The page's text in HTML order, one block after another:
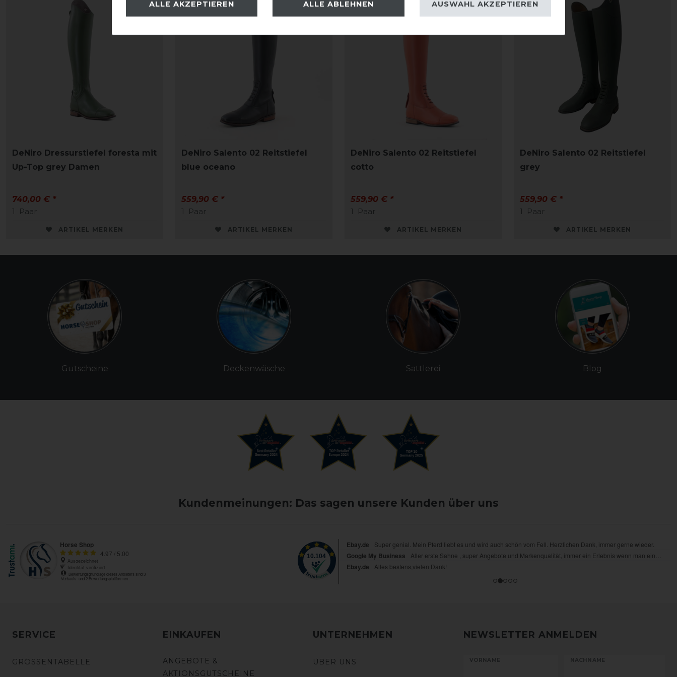
DeNiro Dressurstiefel foresta mit
Up-Top grey Damen
740,00 € *
1
Paar
ARTIKEL MERKEN
DeNiro Salento 02 Reitstiefel
blue oceano
559,90 € *
1
Paar
ARTIKEL MERKEN
DeNiro Salento 02 Reitstiefel
cotto
559,90 € *
1
Paar
ARTIKEL MERKEN
DeNiro Salento 02 Reitstiefel
grey
559,90 € *
1
Paar
ARTIKEL MERKEN
Gutscheine Deckenwäsche Sattlerei Blog
Kundenmeinungen: Das sagen unsere Kunden über uns
SERVICE
GRÖSSENTABELLE
EINKAUFEN
ANGEBOTE &
AKTIONSGUTSCHEINE
UNTERNEHMEN
ÜBER UNS
NEWSLETTER ANMELDEN
VORNAME NACHNAME
ALLE AKZEPTIEREN ALLE ABLEHNEN AUSWAHL AKZEPTIEREN